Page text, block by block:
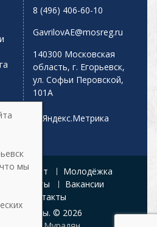
8 (496) 406-60-10
GavrilovAE@mosreg.ru
140300 Московская
область, г. Егорьевск,
ул. Софьи Перовской,
101А
Спорт
Молодёжка
Документы
Вакансии
Контакты
защищены. © 2026
мы